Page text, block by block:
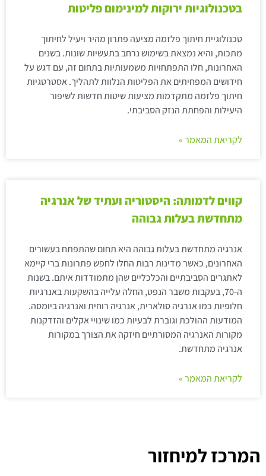
בטכנולוגיות ירוקות למינימום פליטות
טכנולוגיית חיתוך פלזמה מציעה פתרון מהיר ויעיל לחיתוך
מתכות, והיא נמצאת בשימוש נרחב בתעשיות שונות. בשנים
האחרונות, חלו התפתחויות משמעותיות בתחום זה, עם דגש על
חידושים המפחיתים את הפליטות הנלוות לתהליך. אסטרטגיות
חיתוך פלזמה מתקדמות מציעות שיטות חדשות לשיפור
היעילות והפחתת הנזק הסביבתי.
לקריאת המאמר »
קווים לדמותה: היסטוריה ועתיד של אנרגיה
מתחדשת בעלות גבוהה
אנרגיה מתחדשת בעלות גבוהה היא תחום שהתפתח בעשורים
האחרונים, כאשר מדינות רבות החלו לחפש פתרונות ברי קיימא
לאתגרים הסביבתיים והכלכליים שהן מתמודדות איתם. בשנות
ה-70, בעקבות משבר הנפט, החלה עלייה בהשקעות באנרגיות
חלופיות כמו אנרגיה סולארית, אנרגיה רוחית ואנרגיה ביומסה.
המודעות ההולכת וגוברת לבעיות כמו שינויי אקלים והזדקנות
מקורות האנרגיה המסורתיים חיזקה את הצורך במקורות
אנרגיה מתחדשת.
לקריאת המאמר »
המרכז למיחזור